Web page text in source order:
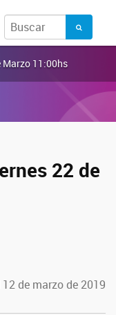
Marzo 11:00hs
22 de
de marzo de 2019